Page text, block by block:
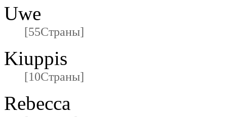
Uwe
[55Страны]
Kiuppis
[10Страны]
Rebecca